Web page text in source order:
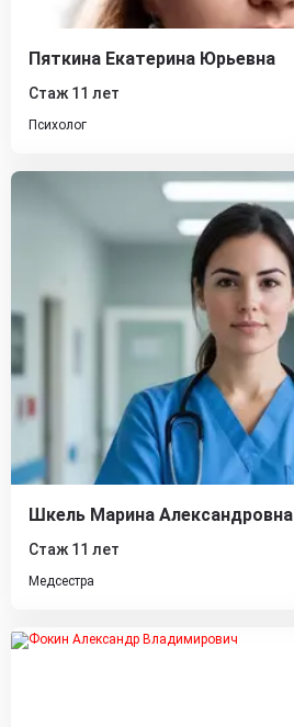
Пяткина Екатерина Юрьевна
Стаж 11 лет
Психолог
Шкель Марина Александровна
Стаж 11 лет
Медсестра